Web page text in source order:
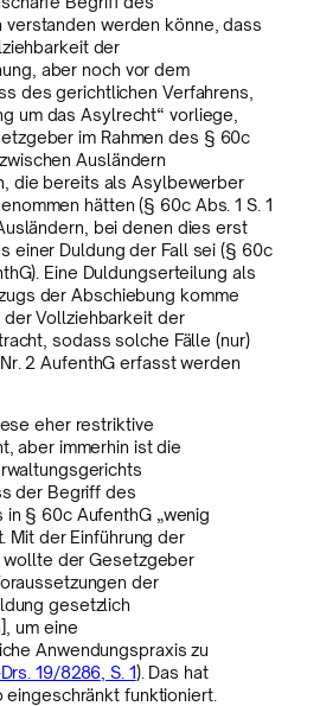
werden könne, dass
der
aber noch vor dem
des gerichtlichen Verfahrens,
um das Asylrecht“ vorliege,
im Rahmen des § 60c
Ausländern
die bereits als Asylbewerber
hätten (§ 60c Abs. 1 S. 1
bei denen dies erst
einer Duldung der Fall sei (§ 60c
Eine Duldungserteilung als
der Abschiebung komme
Vollziehbarkeit der
sodass solche Fälle (nur)
2 AufenthG erfasst werden
eher restriktive
aber immerhin ist die
der Begriff des
§ 60c AufenthG „wenig
Mit der Einführung der
wollte der Gesetzgeber
der
gesetzlich
um eine
Anwendungspraxis zu
19/8286, S. 1). Das hat
funktioniert.